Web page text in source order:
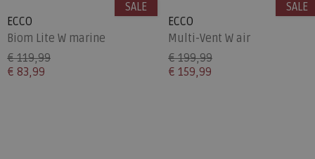
ECCO
Biom Lite W marine
€ 119,99
€ 83,99
SALE
ECCO
Multi-Vent W air
€ 199,99
€ 159,99
SALE